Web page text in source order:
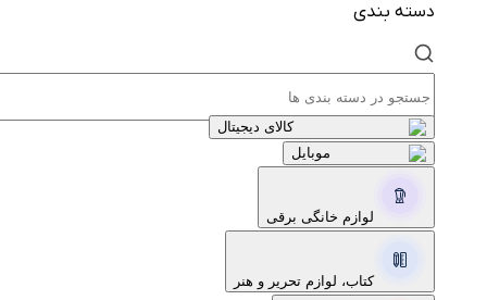
دسته بندی
کالای دیجیتال
موبایل
لوازم خانگی برقی
کتاب، لوازم تحریر و هنر